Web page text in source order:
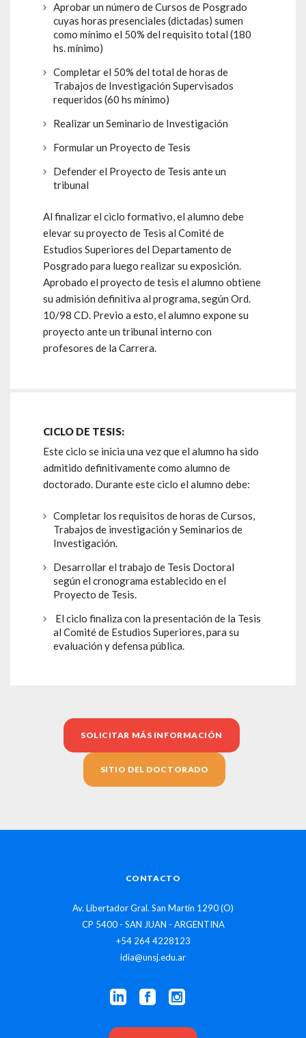
Aprobar un número de Cursos de Posgrado
cuyas horas presenciales (dictadas) sumen
como mínimo el 50% del requisito total (180
hs. mínimo)
Completar el 50% del total de horas de
Trabajos de Investigación Supervisados
requeridos (60 hs mínimo)
Realizar un Seminario de Investigación
Formular un Proyecto de Tesis
Defender el Proyecto de Tesis ante un
tribunal
Al finalizar el ciclo formativo, el alumno debe
elevar su proyecto de Tesis al Comité de
Estudios Superiores del Departamento de
Posgrado para luego realizar su exposición.
Aprobado el proyecto de tesis el alumno obtiene
su admisión definitiva al programa, según Ord.
10/98 CD. Previo a esto, el alumno expone su
proyecto ante un tribunal interno con
profesores de la Carrera.
CICLO DE TESIS:
Este ciclo se inicia una vez que el alumno ha sido
admitido definitivamente como alumno de
doctorado. Durante este ciclo el alumno debe:
Completar los requisitos de horas de Cursos,
Trabajos de investigación y Seminarios de
Investigación.
Desarrollar el trabajo de Tesis Doctoral
según el cronograma establecido en el
Proyecto de Tesis.
El ciclo finaliza con la presentación de la Tesis
al Comité de Estudios Superiores, para su
evaluación y defensa pública.
SOLICITAR MÁS INFORMACIÓN
SITIO DEL DOCTORADO
CONTACTO
Av. Libertador Gral. San Martín 1290 (O)
CP 5400 - SAN JUAN - ARGENTINA
+54 264 4228123
idia@unsj.edu.ar